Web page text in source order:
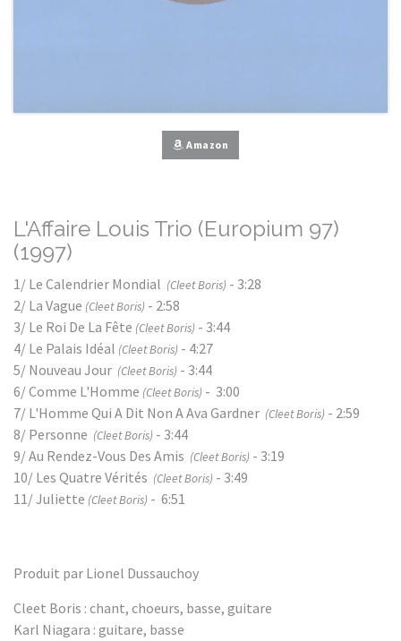
Amazon
L'Affaire Louis Trio (Europium 97)
(1997)
1/ Le Calendrier Mondial (Cleet Boris) - 3:28
2/ La Vague (Cleet Boris) - 2:58
3/ Le Roi De La Fête (Cleet Boris) - 3:44
4/ Le Palais Idéal (Cleet Boris) - 4:27
5/ Nouveau Jour (Cleet Boris) - 3:44
6/ Comme L'Homme (Cleet Boris) - 3:00
7/ L'Homme Qui A Dit Non A Ava Gardner (Cleet Boris) - 2:59
8/ Personne (Cleet Boris) - 3:44
9/ Au Rendez-Vous Des Amis (Cleet Boris) - 3:19
10/ Les Quatre Vérités (Cleet Boris) - 3:49
11/ Juliette (Cleet Boris) - 6:51
Produit par Lionel Dussauchoy
Cleet Boris : chant, choeurs, basse, guitare
Karl Niagara : guitare, basse